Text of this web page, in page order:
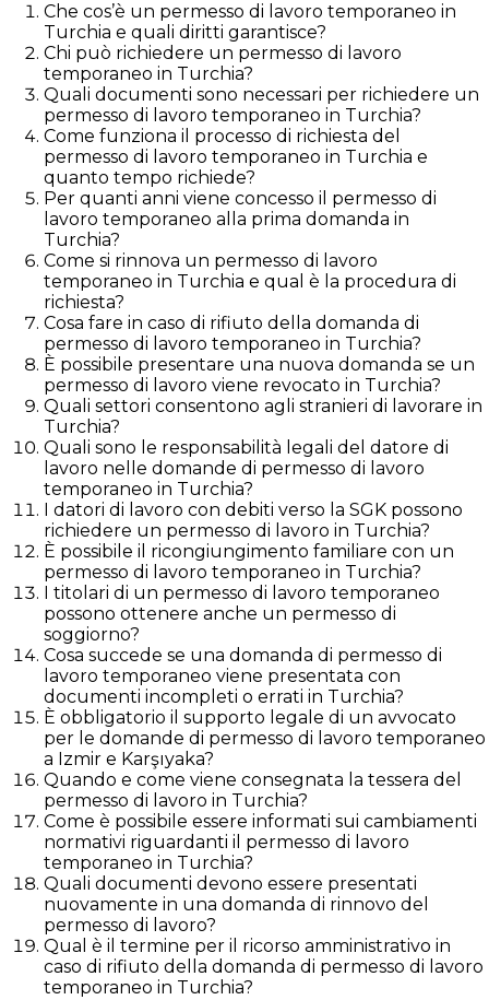
Che cos’è un permesso di lavoro temporaneo in
Turchia e quali diritti garantisce?
Chi può richiedere un permesso di lavoro
temporaneo in Turchia?
Quali documenti sono necessari per richiedere un
permesso di lavoro temporaneo in Turchia?
Come funziona il processo di richiesta del
permesso di lavoro temporaneo in Turchia e
quanto tempo richiede?
Per quanti anni viene concesso il permesso di
lavoro temporaneo alla prima domanda in
Turchia?
Come si rinnova un permesso di lavoro
temporaneo in Turchia e qual è la procedura di
richiesta?
Cosa fare in caso di rifiuto della domanda di
permesso di lavoro temporaneo in Turchia?
È possibile presentare una nuova domanda se un
permesso di lavoro viene revocato in Turchia?
Quali settori consentono agli stranieri di lavorare in
Turchia?
Quali sono le responsabilità legali del datore di
lavoro nelle domande di permesso di lavoro
temporaneo in Turchia?
I datori di lavoro con debiti verso la SGK possono
richiedere un permesso di lavoro in Turchia?
È possibile il ricongiungimento familiare con un
permesso di lavoro temporaneo in Turchia?
I titolari di un permesso di lavoro temporaneo
possono ottenere anche un permesso di
soggiorno?
Cosa succede se una domanda di permesso di
lavoro temporaneo viene presentata con
documenti incompleti o errati in Turchia?
È obbligatorio il supporto legale di un avvocato
per le domande di permesso di lavoro temporaneo
a Izmir e Karşıyaka?
Quando e come viene consegnata la tessera del
permesso di lavoro in Turchia?
Come è possibile essere informati sui cambiamenti
normativi riguardanti il permesso di lavoro
temporaneo in Turchia?
Quali documenti devono essere presentati
nuovamente in una domanda di rinnovo del
permesso di lavoro?
Qual è il termine per il ricorso amministrativo in
caso di rifiuto della domanda di permesso di lavoro
temporaneo in Turchia?